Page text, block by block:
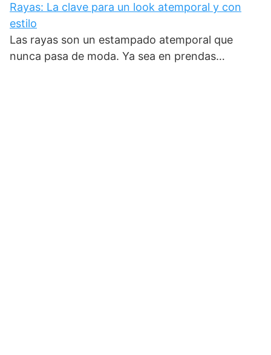
Rayas: La clave para un look atemporal y con
estilo
Las rayas son un estampado atemporal que
nunca pasa de moda. Ya sea en prendas…